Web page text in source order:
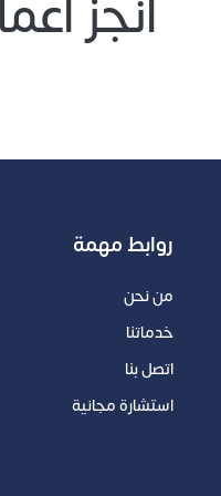
أنجز
هذا النص مثال لنص يوضع
روابط مهمة
من نحن
خدماتنا
اتصل بنا
استشارة مجانية